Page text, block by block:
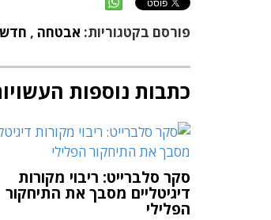
פורסם בקטגוריות: אבטחה ,
כתבות נוספות
סקר סלברייט: ריבוי מקורות
דיגיטליים מסבך את התיחקור
הפלילי